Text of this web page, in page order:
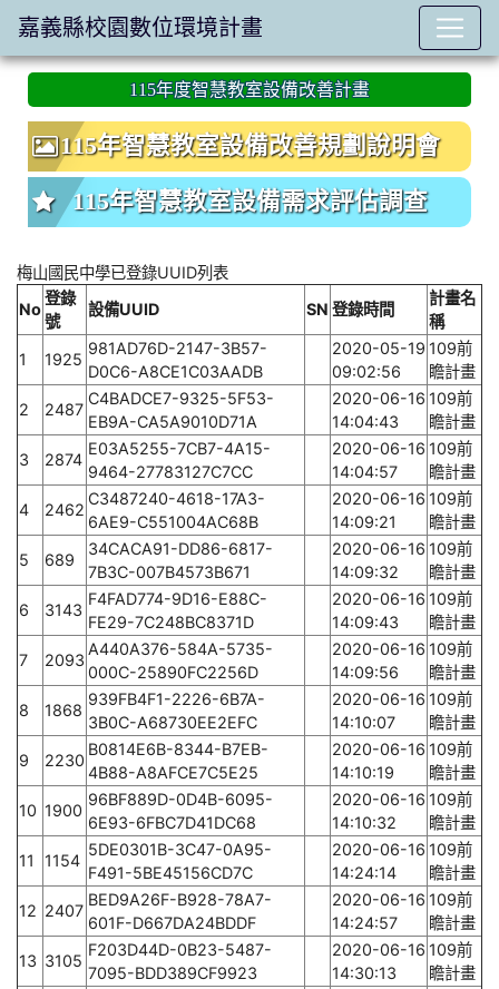
:::
115年度智慧教室設備改善計畫
115年智慧教室設備改善規劃說明會
115年智慧教室設備需求評估調查
梅山國民中學已登錄UUID列表
No
登錄
號
設備UUID SN 登錄時間
計畫名
稱
1
1925
981AD76D-2147-3B57-
D0C6-A8CE1C03AADB
2020-05-19
09:02:56
109前
瞻計畫
2
2487
C4BADCE7-9325-5F53-
EB9A-CA5A9010D71A
2020-06-16
14:04:43
109前
瞻計畫
3
2874
E03A5255-7CB7-4A15-
9464-27783127C7CC
2020-06-16
14:04:57
109前
瞻計畫
4
2462
C3487240-4618-17A3-
6AE9-C551004AC68B
2020-06-16
14:09:21
109前
瞻計畫
5
689
34CACA91-DD86-6817-
7B3C-007B4573B671
2020-06-16
14:09:32
109前
瞻計畫
6
3143
F4FAD774-9D16-E88C-
FE29-7C248BC8371D
2020-06-16
14:09:43
109前
瞻計畫
7
2093
A440A376-584A-5735-
000C-25890FC2256D
2020-06-16
14:09:56
109前
瞻計畫
8
1868
939FB4F1-2226-6B7A-
3B0C-A68730EE2EFC
2020-06-16
14:10:07
109前
瞻計畫
9
2230
B0814E6B-8344-B7EB-
4B88-A8AFCE7C5E25
2020-06-16
14:10:19
109前
瞻計畫
10 1900
96BF889D-0D4B-6095-
6E93-6FBC7D41DC68
2020-06-16
14:10:32
109前
瞻計畫
11
1154
5DE0301B-3C47-0A95-
F491-5BE45156CD7C
2020-06-16
14:24:14
109前
瞻計畫
12 2407
BED9A26F-B928-78A7-
601F-D667DA24BDDF
2020-06-16
14:24:57
109前
瞻計畫
13 3105
F203D44D-0B23-5487-
7095-BDD389CF9923
2020-06-16
14:30:13
109前
瞻計畫
嘉義縣校園數位環境計畫